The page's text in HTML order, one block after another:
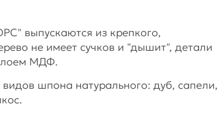
выпускаются из крепкого,
не имеет сучков и "дышит", детали
МДФ.
шпона натурального: дуб, сапели,